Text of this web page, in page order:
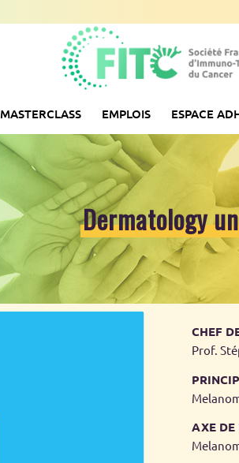
MASTERCLASS EMPLOIS ESPACE
Dermatology
CHEF
Prof.
AXE DE